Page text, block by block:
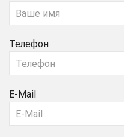
Телефон
E-Mail